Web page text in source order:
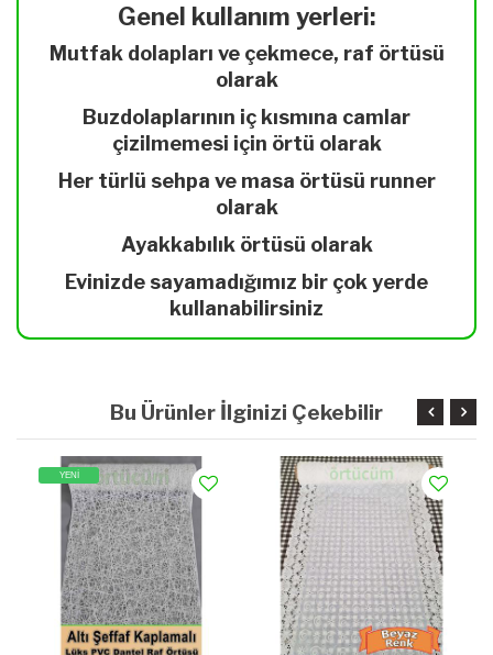
Genel kullanım yerleri:
Mutfak dolapları ve çekmece, raf örtüsü
olarak
Buzdolaplarının iç kısmına camlar
çizilmemesi için örtü olarak
Her türlü sehpa ve masa örtüsü runner
olarak
Ayakkabılık örtüsü olarak
Evinizde sayamadığımız bir çok yerde
kullanabilirsiniz
Bu Ürünler İlginizi Çekebilir
YENİ